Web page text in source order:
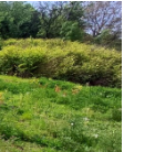
Domy